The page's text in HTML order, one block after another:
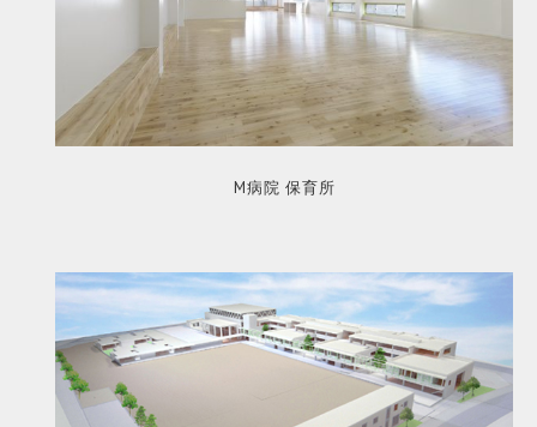
M病院 保育所